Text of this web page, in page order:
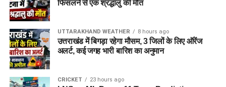
फिसलने से एक श्रद्धालु की मौत
UTTARAKHAND WEATHER 8 hours ago
उत्तराखंड में बिगड़ा रहेगा मौसम, 3 जिलों के लिए ऑरेंज
अलर्ट, कई जगह भारी बारिश का अनुमान
CRICKET 23 hours ago